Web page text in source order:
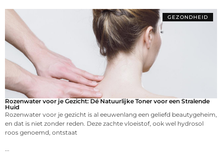
GEZONDHEID
Rozenwater voor je Gezicht: Dé Natuurlijke Toner voor een Stralende
Huid
Rozenwater voor je gezicht is al eeuwenlang een geliefd beautygeheim,
en dat is niet zonder reden. Deze zachte vloeistof, ook wel hydrosol
roos genoemd, ontstaat